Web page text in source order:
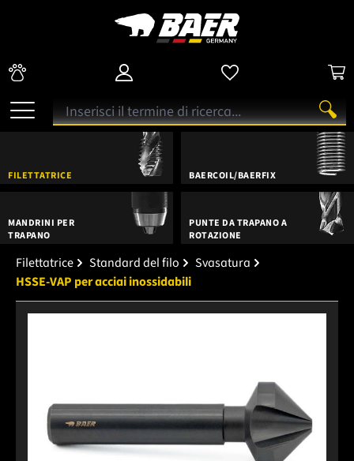
FILETTATRICE BAERCOIL/BAERFIX
MANDRINI PER
TRAPANO
PUNTE DA TRAPANO A
ROTAZIONE
Filettatrice Standard del filo
Svasatura
HSSE-VAP per acciai inossidabili